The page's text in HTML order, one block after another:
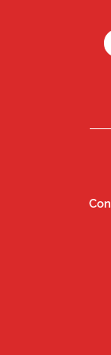
01/05/2026
Choblet
MURIEL
Merci
De grands
sur Mer et